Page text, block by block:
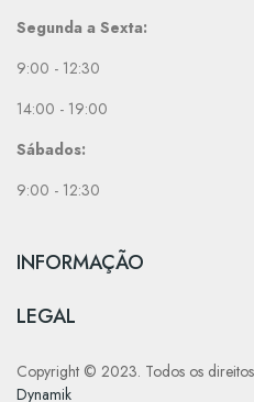
Segunda a Sexta:
9:00 - 12:30
14:00 - 19:00
Sábados:
9:00 - 12:30
INFORMAÇÃO
LEGAL
Copyright © 2023. Todos os
Dynamik